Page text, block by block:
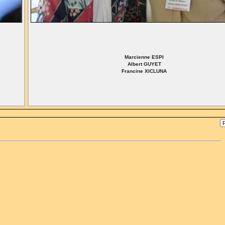
Marcienne ESPI
Albert GUYET
Francine XICLUNA